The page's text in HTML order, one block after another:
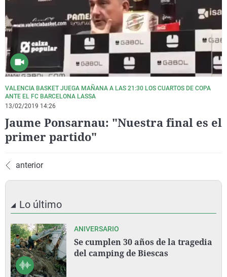
La rosa de los vientos
Gente viajera
Como el perro y el
Caso
Retornados
Equipo de
Operación Viuda
Extremadura
Galicia
La Rioja
Navarra
País Vasco
Virales
Televisión
Elecciones
VALENCIA BASKET JUEGA MAÑANA A LAS 21:30 LOS CUARTOS DE COPA
ANTE EL FC BARCELONA LASSA
13/02/2019 14:26
Jaume Ponsarnau: "Nuestra final es el
primer partido"
anterior
Lo último
ANIVERSARIO
Se cumplen 30 años de la tragedia
del camping de Biescas